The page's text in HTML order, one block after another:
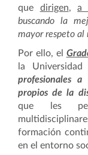
que dirigen,a
buscando la
mayor respeto al
Por ello, el
la
profesionales
propios de la
que les
formación
en el entorno